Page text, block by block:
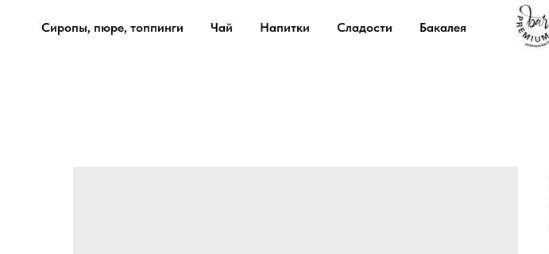
Сиропы, пюре, топпинги Чай Напитки Сладости Бакалея